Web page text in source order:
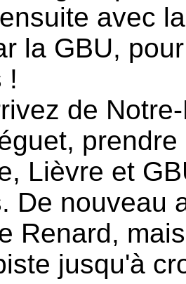
avec
la GBU,
!
de
Lièvre et
De nouveau
Renard,
jusqu'à